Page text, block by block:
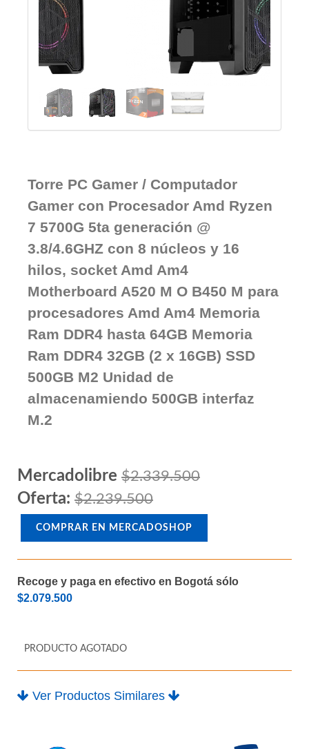
Torre PC Gamer / Computador
Gamer con Procesador Amd Ryzen
7 5700G 5ta generación @
3.8/4.6GHZ con 8 núcleos y 16
hilos, socket Amd Am4
Motherboard A520 M O B450 M para
procesadores Amd Am4 Memoria
Ram DDR4 hasta 64GB Memoria
Ram DDR4 32GB (2 x 16GB) SSD
500GB M2 Unidad de
almacenamiendo 500GB interfaz
M.2
Mercadolibre $2.339.500
Oferta: $2.239.500
COMPRAR EN MERCADOSHOP
Recoge y paga en efectivo en Bogotá sólo
$2.079.500
PRODUCTO AGOTADO
Ver Productos Similares